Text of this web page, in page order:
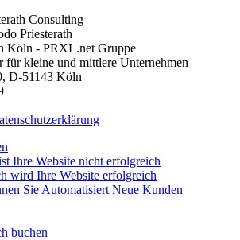
Consulting
Priesterath
Köln - PRXL.net Gruppe
für kleine und mittlere Unternehmen
D-51143 Köln
Ihre Website nicht erfolgreich
wird Ihre Website erfolgreich
Sie Automatisiert Neue Kunden
buchen